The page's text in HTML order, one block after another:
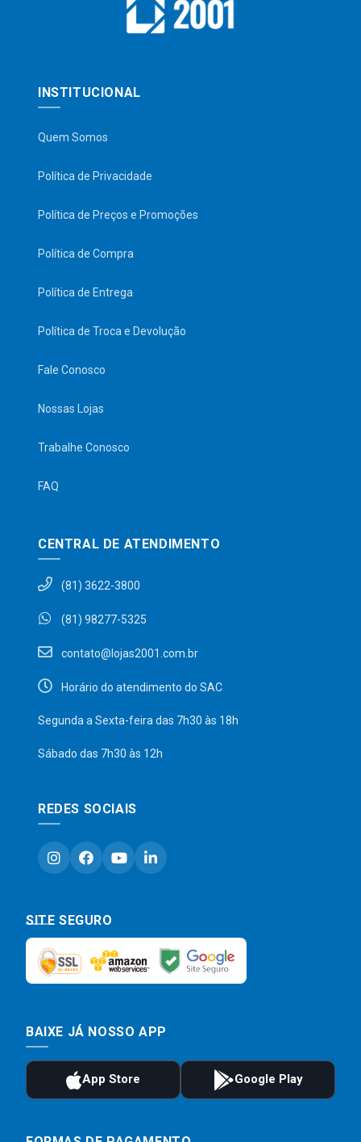
INSTITUCIONAL
Quem Somos
Política de Privacidade
Política de Preços e Promoções
Política de Compra
Política de Entrega
Política de Troca e Devolução
Fale Conosco
Nossas Lojas
Trabalhe Conosco
FAQ
CENTRAL DE ATENDIMENTO
(81) 3622-3800
(81) 98277-5325
contato@lojas2001.com.br
Horário do atendimento do SAC
Segunda a Sexta-feira das 7h30 às 18h
Sábado das 7h30 às 12h
REDES SOCIAIS
SITE SEGURO
BAIXE JÁ NOSSO APP